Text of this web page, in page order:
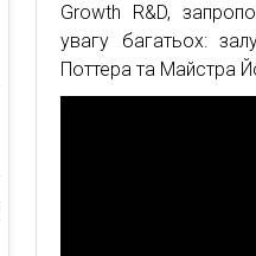
Growth R&D,
увагу багатьох:
Поттера та Майстра